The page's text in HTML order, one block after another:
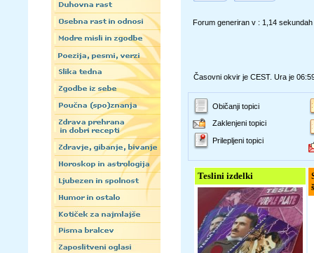
Forum generiran v : 1,14 sekundah
Časovni okvir je CEST. Ura je
Običanji topici
Zaklenjeni topici
Prilepljeni topici
Teslini izdelki